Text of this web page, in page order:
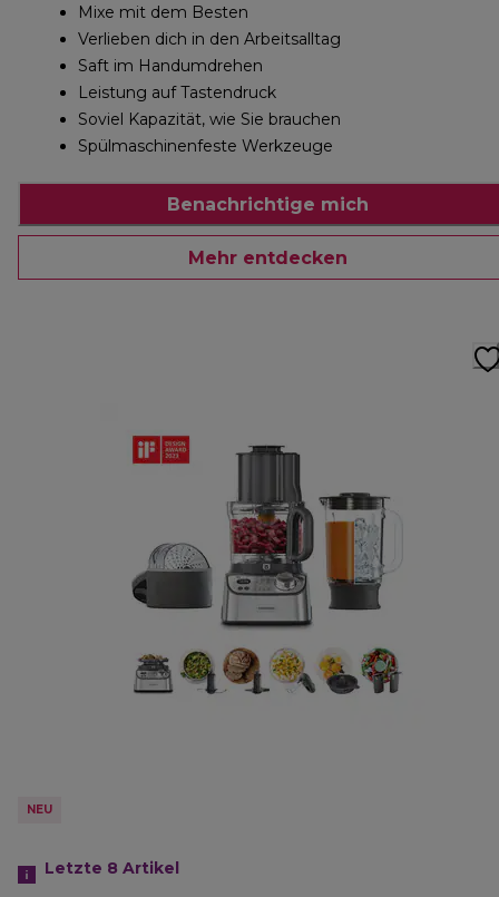
Mixe mit dem Besten
Verlieben dich in den Arbeitsalltag
Saft im Handumdrehen
Leistung auf Tastendruck
Soviel Kapazität, wie Sie brauchen
Spülmaschinenfeste Werkzeuge
Benachrichtige mich
Mehr entdecken
NEU
Letzte 8 Artikel